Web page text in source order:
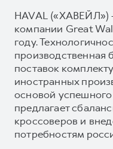
HAVAL («ХАВЕЙЛ»)
компании Great
году.
производственная
поставок
иностранных
основой
предлагает
кроссоверов и
потребностям